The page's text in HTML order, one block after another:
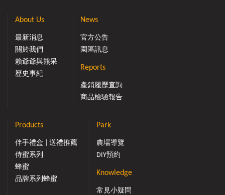
About Us
最新消息
關於我們
賴爺爺與熊呆
歷史事紀
News
官方公告
園區訊息
Reports
產銷履歷查詢
商品檢驗報告
Products
伴手禮盒 | 送禮推薦
侍蜜系列
蜂蜜
品牌系列蜂蜜
Park
農場導覽
DIY預約
Knowledge
常見小疑問